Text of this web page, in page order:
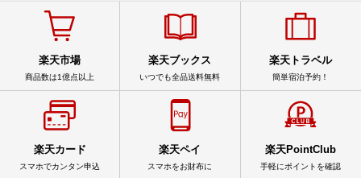
楽天市場
商品数は1億点以上
楽天ブックス
いつでも全品送料無料
楽天トラベル
簡単宿泊予約！
楽天カード
スマホでカンタン申込
楽天ペイ
スマホをお財布に
楽天PointClub
手軽にポイントを確認